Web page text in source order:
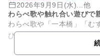
2026年9月9日(水)...他
わらべ歌や触れ合い遊びで
わらべ歌や「一本橋」「む
びを通して、親子の絆を深